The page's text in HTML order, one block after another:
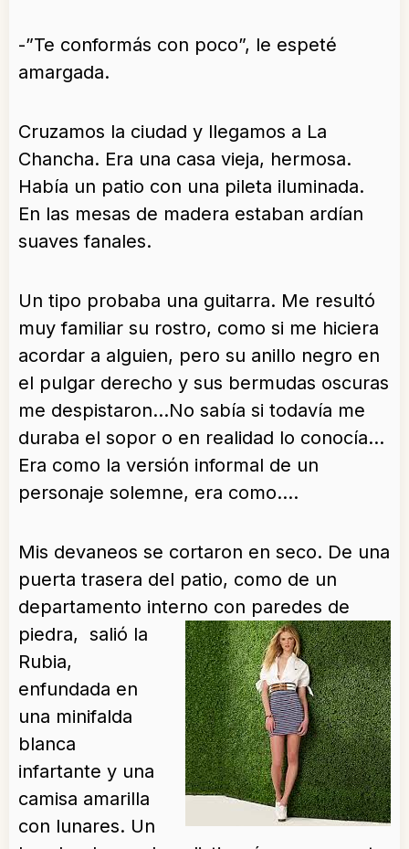
-”Te conformás con poco”, le espeté
amargada.
Cruzamos la ciudad y llegamos a La
Chancha. Era una casa vieja, hermosa.
Había un patio con una pileta iluminada.
En las mesas de madera estaban ardían
suaves fanales.
Un tipo probaba una guitarra. Me resultó
muy familiar su rostro, como si me hiciera
acordar a alguien, pero su anillo negro en
el pulgar derecho y sus bermudas oscuras
me despistaron…No sabía si todavía me
duraba el sopor o en realidad lo conocía…
Era como la versión informal de un
personaje solemne, era como….
Mis devaneos se cortaron en seco. De una
puerta trasera del patio, como de un
departamento interno con paredes de
piedra, salió la
Rubia,
enfundada en
una minifalda
blanca
infartante y una
camisa amarilla
con lunares. Un